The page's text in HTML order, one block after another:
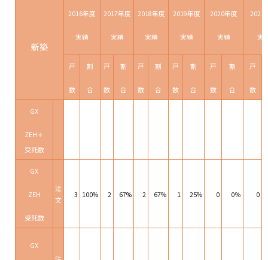
新築
2016年度
実績
2017年度
実績
2018年度
実績
2019年度
実績
2020年度
実績
2021
実
戸
数
割
合
戸
数
割
合
戸
数
割
合
戸
数
割
合
戸
数
割
合
戸
数
GX
ZEH＋
受託数
GX
ZEH
受託数
注
文
3 100% 2 67% 2 67% 1 25% 0 0％ 0
GX